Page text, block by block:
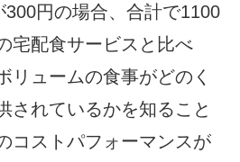
円の場合、合計で1100
宅配食サービスと比べ
リュームの食事がどのく
されているかを知ること
コストパフォーマンスが